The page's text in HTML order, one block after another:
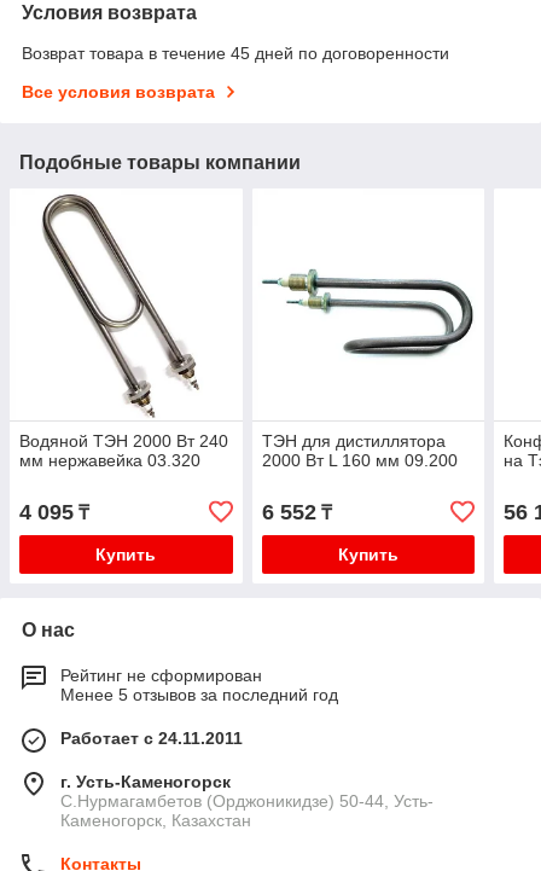
Условия возврата
Возврат товара в течение 45 дней по договоренности
Все условия возврата
Подобные товары компании
Водяной ТЭН 2000 Вт 240
мм нержавейка 03.320
4 095 ₸
Купить
ТЭН для дистиллятора
2000 Вт L 160 мм 09.200
6 552₸
Купить
на
56
О нас
Рейтинг не сформирован
Менее 5 отзывов за последний год
Работает с 24.11.2011
г. Усть-Каменогорск
С.Нурмагамбетов (Орджоникидзе) 50-44, Усть-
Каменогорск, Казахстан
Контакты